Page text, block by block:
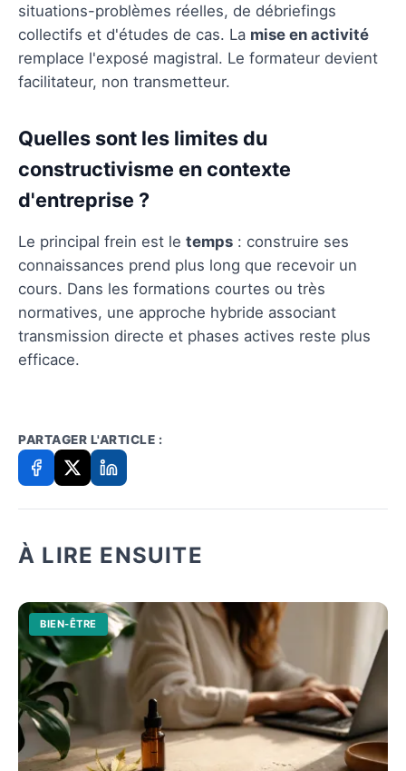
situations-problèmes réelles, de débriefings
collectifs et d'études de cas. La mise en activité
remplace l'exposé magistral. Le formateur devient
facilitateur, non transmetteur.
Quelles sont les limites du
constructivisme en contexte
d'entreprise ?
Le principal frein est le temps : construire ses
connaissances prend plus long que recevoir un
cours. Dans les formations courtes ou très
normatives, une approche hybride associant
transmission directe et phases actives reste plus
efficace.
PARTAGER L'ARTICLE :
À LIRE ENSUITE
BIEN-ÊTRE